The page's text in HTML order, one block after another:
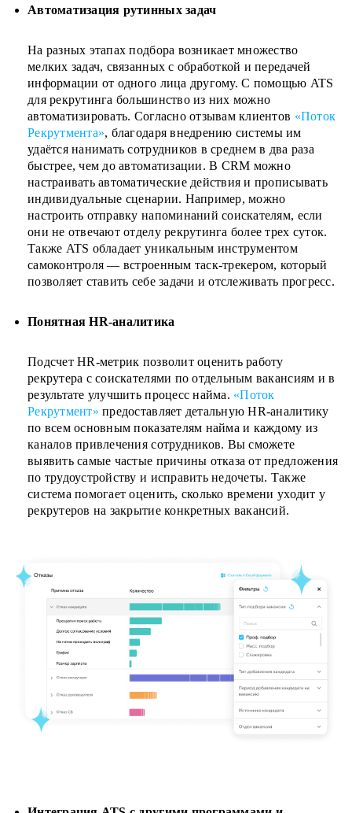
Автоматизация рутинных задач
На разных этапах подбора возникает множество
мелких задач, связанных с обработкой и передачей
информации от одного лица другому. С помощью ATS
для рекрутинга большинство из них можно
автоматизировать. Согласно отзывам клиентов «Поток
Рекрутмента», благодаря внедрению системы им
удаётся нанимать сотрудников в среднем в два раза
быстрее, чем до автоматизации. В CRM можно
настраивать автоматические действия и прописывать
индивидуальные сценарии. Например, можно
настроить отправку напоминаний соискателям, если
они не отвечают отделу рекрутинга более трех суток.
Также ATS обладает уникальным инструментом
самоконтроля — встроенным таск-трекером, который
позволяет ставить себе задачи и отслеживать прогресс.
Понятная HR-аналитика
Подсчет HR-метрик позволит оценить работу
рекрутера с соискателями по отдельным вакансиям и в
результате улучшить процесс найма. «Поток
Рекрутмент» предоставляет детальную HR-аналитику
по всем основным показателям найма и каждому из
каналов привлечения сотрудников. Вы сможете
выявить самые частые причины отказа от предложения
по трудоустройству и исправить недочеты. Также
система помогает оценить, сколько времени уходит у
рекрутеров на закрытие конкретных вакансий.